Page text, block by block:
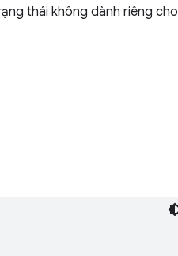
thái không dành riêng cho